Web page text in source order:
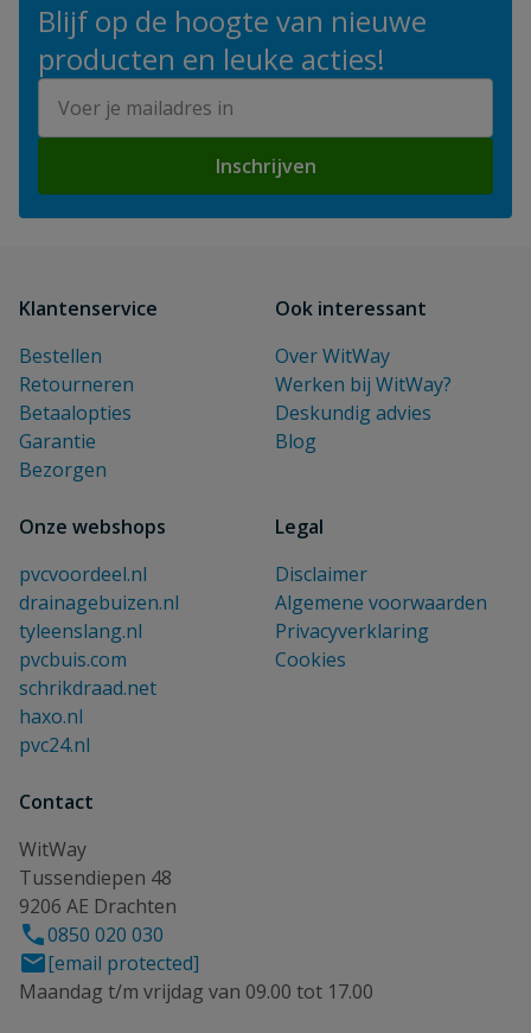
Blijf op de hoogte van nieuwe
producten en leuke acties!
Inschrijven
Klantenservice
Bestellen
Retourneren
Betaalopties
Garantie
Bezorgen
Ook interessant
Over WitWay
Werken bij WitWay?
Deskundig advies
Blog
Onze webshops
pvcvoordeel.nl
drainagebuizen.nl
tyleenslang.nl
pvcbuis.com
schrikdraad.net
haxo.nl
pvc24.nl
Legal
Disclaimer
Algemene voorwaarden
Privacyverklaring
Cookies
Contact
WitWay
Tussendiepen 48
9206 AE Drachten
0850 020 030
[email protected]
Maandag t/m vrijdag van 09.00 tot 17.00